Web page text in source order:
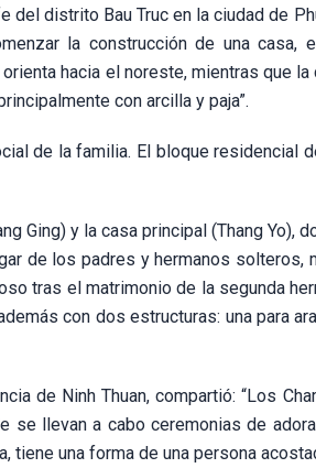
distrito Bau Truc en la ciudad de
la construcción de una casa,
hacia el noreste, mientras que
con arcilla y paja”.
de la familia. El bloque residencial
Ging) y la casa principal (Thang Yo),
de los padres y hermanos solteros,
tras el matrimonio de la segunda
con dos estructuras: una para
de Ninh Thuan, compartió: “Los
se llevan a cabo ceremonias de
una forma de una persona